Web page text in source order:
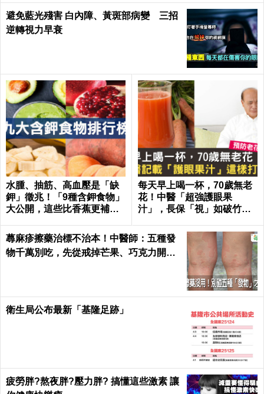
避免藍光殘害 白內障、黃斑部病變 三招
逆轉視力早衰
水腫、抽筋、高血壓是「缺
鉀」徵兆！「9種含鉀食物」
大公開，這些比香蕉更補鉀
每天早上喝一杯，70歲無老
花！中醫「超強護眼果
汁」，長保「視」如破竹好
蕁麻疹擦藥治標不治本！中醫師：五種發
物千萬別吃，先從戒掉芒果、巧克力開始
衛生局公布最新「基隆足跡」
疲勞胖?熬夜胖?壓力胖? 搞懂這些激素 讓